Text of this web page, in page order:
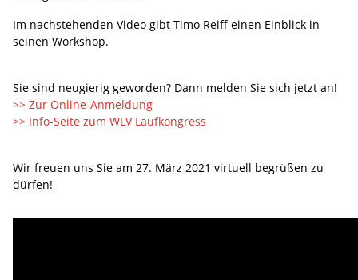
Im nachstehenden Video gibt Timo Reiff einen Einblick in
seinen Workshop.
Sie sind neugierig geworden? Dann melden Sie sich jetzt an!
>> Zur Online-Anmeldung
>> Info-Seite zum WLV Laufkongress
Wir freuen uns Sie am 27. März 2021 virtuell begrüßen zu
dürfen!